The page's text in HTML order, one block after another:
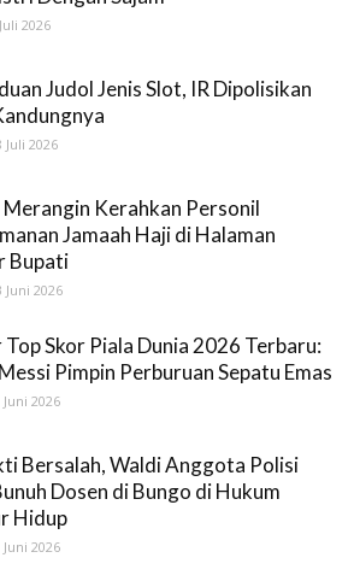
2026
Judol Jenis Slot, IR Dipolisikan
Juli 2026
Merangin Kerahkan Personil
Jamaah Haji di Halaman
Bupati
Juni 2026
Skor Piala Dunia 2026 Terbaru:
Pimpin Perburuan Sepatu Emas
2026
Bersalah, Waldi Anggota Polisi
Dosen di Bungo di Hukum
Hidup
2026